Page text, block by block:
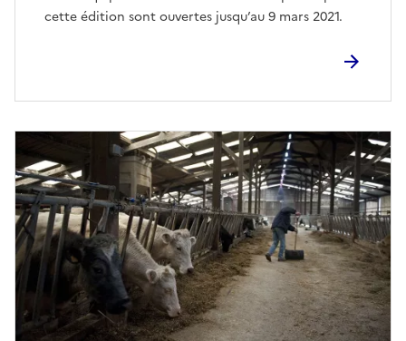
cette édition sont ouvertes jusqu’au 9 mars 2021.